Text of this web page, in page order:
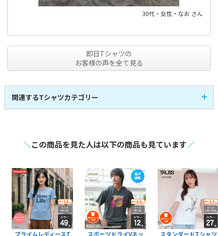
30代・女性・なお さん
即日Tシャツの
お客様の声を全て見る
関連するTシャツカテゴリー
長袖Tシャツ
全41商品 激安Tシャツ
全 7商品
綿100%のTシャツ
全44商品 メンズTシャツ
全59商品
タンクトップ
全6商品
シルクスクリーンTシ
フルグラフィックTシ
ャツ
全1 商品
トライブレンドTシャ
商品
マックスウェイトTシ
ャツ
全7商品 七分袖Tシャツ
商品
スリムフィットTシャ
ツ
全3 商品 厚手Tシャツ
全40商品
薄手Tシャツ
全34 商品 中厚Tシャツ
全39商品
イベント向けTシャツ
全14商品
文化祭・体育祭Tシャ
ツ
全18商品
＼この商品を見た人は以下の商品も見ています／
プライムレディースT スポーツドライVネッ スタンダードTシャツ